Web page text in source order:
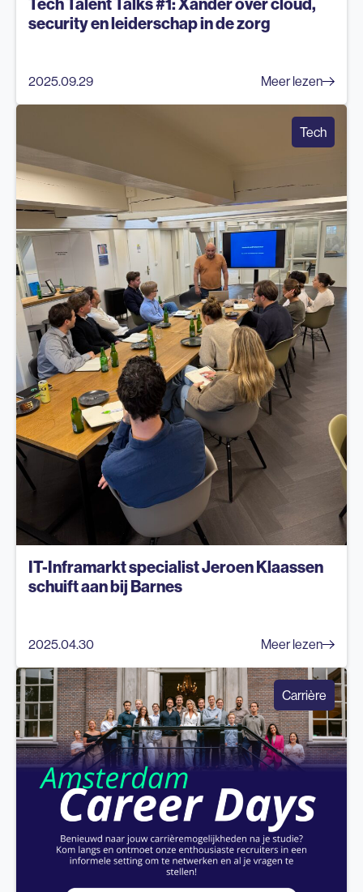
security en leiderschap in de zorg
2025.09.29 Meer lezen
Tech
IT-Inframarkt specialist Jeroen Klaassen
schuift aan bij Barnes
2025.04.30 Meer lezen
Carrière